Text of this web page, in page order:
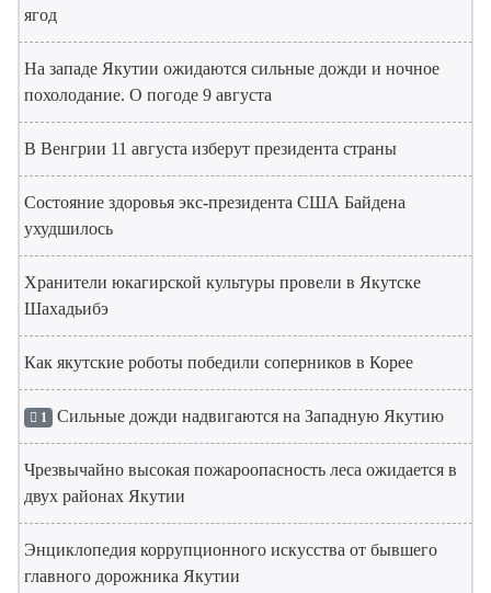
ягод
На западе Якутии ожидаются сильные дожди и ночное
похолодание. О погоде 9 августа
В Венгрии 11 августа изберут президента страны
Состояние здоровья экс-президента США Байдена
ухудшилось
Хранители юкагирской культуры провели в Якутске
Шахадьибэ
Как якутские роботы победили соперников в Корее
1 Сильные дожди надвигаются на Западную Якутию
Чрезвычайно высокая пожароопасность леса ожидается в
двух районах Якутии
Энциклопедия коррупционного искусства от бывшего
главного дорожника Якутии